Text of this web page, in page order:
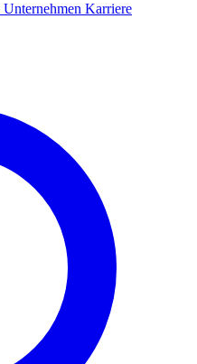
Unternehmen Karriere